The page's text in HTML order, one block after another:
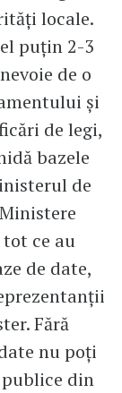
locale.
puțin 2-3
de o
și
de legi,
bazele
de
ce au
de date,
Fără
nu poți
din